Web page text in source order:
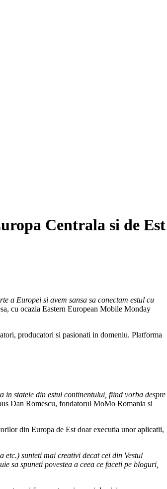
Centrala si de Est
a Europei si avem sansa sa conectam estul cu
cu ocazia Eastern European Mobile Monday
producatori si pasionati in domeniu. Platforma
in statele din estul continentului, fiind vorba despre
Dan Romescu, fondatorul MoMo Romania si
din Europa de Est doar executia unor aplicatii,
sunteti mai creativi decat cei din Vestul
sa spuneti povestea a ceea ce faceti pe bloguri,